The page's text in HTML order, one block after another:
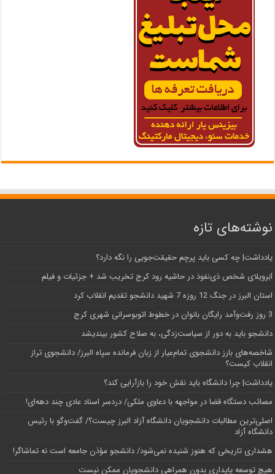
نوشته‌های تازه
یادداشت| ‌چه کسی باید پرچم حقیقت‌جویی را نگه دارد؟
اَبَر‌ویلای شخص ذی‌نفوذ در حاشیه‌ رود کرج تخریب شد + جزئیات و فیلم
استان البرز در جنگ 12 روزه 7 شهید دانشجو تقدیم انقلاب کرد
3 روز رفت‌وآمد رایگان بانوان در خطوط اتوبوسرانی شهری کرج
دانشجو باید به دور از سیاست‌زدگی، به صلاح کشور بیندیشد
شاخصه‌های بارز دانشجوی تمام‌عیار از زبان فرمانده سپاه البرز/ دانشجوی تراز
انقلاب کیست؟
یادداشت| چرا دانشگاه باید نقش خود را بازآرایی کند؟
مصائب دستگاه قضا در مواجهه با دعاوی ملکی/ دردسر اسناد عادی چند‌ دهه‌ای!
اصلی‌ترین مطالبات دانشجویان دانشگاه آزاد البرز چیست؟/ گفت‌وگو با رئیس
دانشگاه آز‌اد
هشداری تاریخی که هنوز شنیده نمی‌شود/ دانشجو مؤذن جامعه است نه تماشاگر!
هیچ توسعه پایداری بدون همراهی دانشجویان ممکن نیست